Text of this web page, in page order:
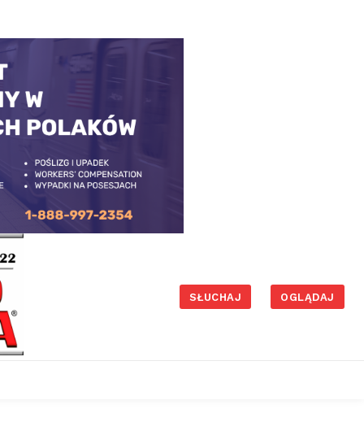
SŁUCHAJ OGLĄDAJ